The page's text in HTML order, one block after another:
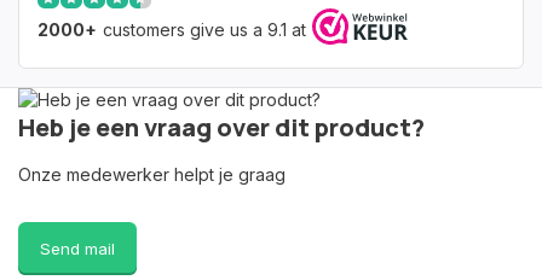
2000+ customers give us a 9.1 at
Heb je een vraag over dit product?
Onze medewerker helpt je graag
Send mail